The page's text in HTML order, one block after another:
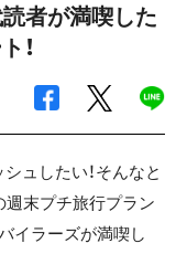
読者が満喫した
！
ュしたい！そんなと
週末プチ旅行プラン
イラーズが満喫し